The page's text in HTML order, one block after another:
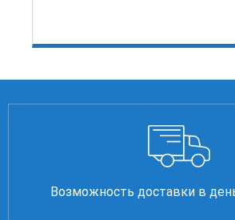
Возможность доставки в